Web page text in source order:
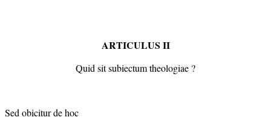
ARTICULUS II
Quid sit subiectum theologiae ?
Sed obicitur de hoc